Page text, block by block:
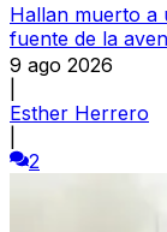
Hallan muerto a
fuente de la
9 ago 2026
Esther Herrero
2